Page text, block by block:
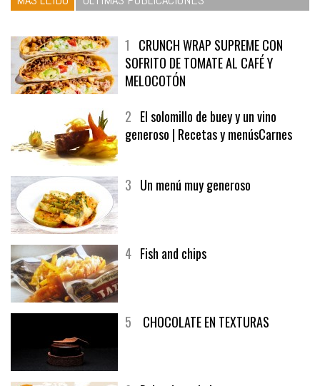
1 CRUNCH WRAP SUPREME CON
SOFRITO DE TOMATE AL CAFÉ Y
MELOCOTÓN
2 El solomillo de buey y un vino
generoso | Recetas y menúsCarnes
3 Un menú muy generoso
4 Fish and chips
5 CHOCOLATE EN TEXTURAS